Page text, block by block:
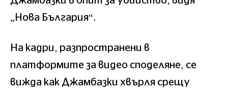
„Нова България“.
На кадри, разпространени в
платформите за видео споделяне, се
вижда как Джамбазки хвърля срещу